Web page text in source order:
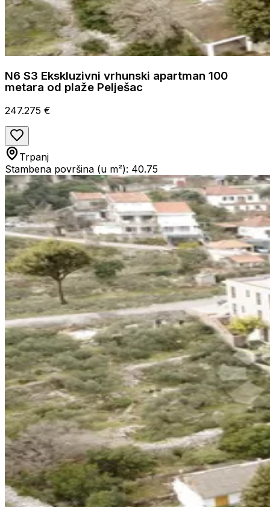
N6 S3 Ekskluzivni vrhunski apartman 100
metara od plaže Pelješac
247.275 €
Trpanj
Stambena površina (u m²): 40.75